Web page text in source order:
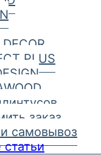
PLUS
заказ
самовывоз